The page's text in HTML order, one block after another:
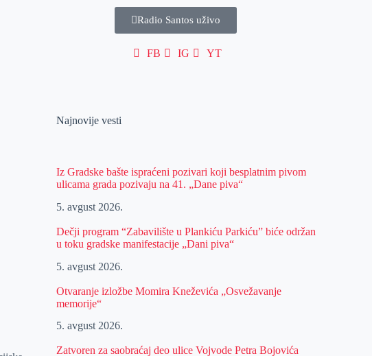
Radio Santos uživo
FB IG YT
Najnovije vesti
Iz Gradske bašte ispraćeni pozivari koji besplatnim pivom
ulicama grada pozivaju na 41. „Dane piva“
5. avgust 2026.
Dečji program “Zabavilište u Plankiću Parkiću” biće održan
u toku gradske manifestacije „Dani piva“
5. avgust 2026.
Otvaranje izložbe Momira Kneževića „Osvežavanje
memorije“
5. avgust 2026.
Zatvoren za saobraćaj deo ulice Vojvode Petra Bojovića